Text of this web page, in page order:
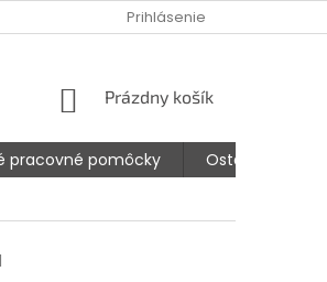
PODMIENKY OCHRANY OSOBNÝCH ÚDAJOV
Prihlásenie
NÁKUPNÝ
Prázdny košík
pracovné pomôcky
Ostatné